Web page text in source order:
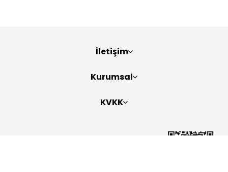
İletişim
Kurumsal
KVKK